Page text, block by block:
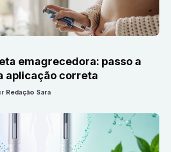
emagrecedora: passo a
aplicação correta
Redação Sara